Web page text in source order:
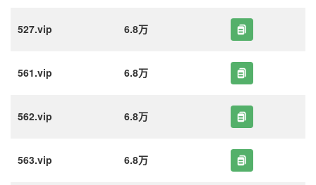
527.vip 6.8万
561.vip 6.8万
562.vip 6.8万
563.vip 6.8万